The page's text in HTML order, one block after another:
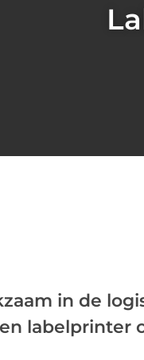
in de
labelprinter